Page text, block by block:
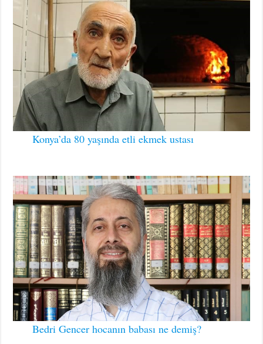
Konya’da 80 yaşında etli ekmek ustası
Bedri Gencer hocanın babası ne demiş?